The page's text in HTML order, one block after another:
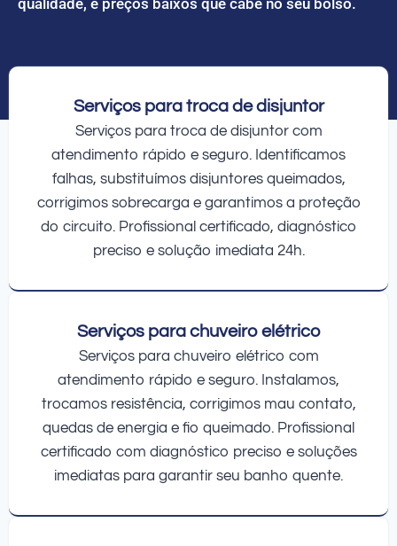
Serviços para troca de disjuntor
Serviços para troca de disjuntor com
atendimento rápido e seguro. Identificamos
falhas, substituímos disjuntores queimados,
corrigimos sobrecarga e garantimos a proteção
do circuito. Profissional certificado, diagnóstico
preciso e solução imediata 24h.
Serviços para chuveiro elétrico
Serviços para chuveiro elétrico com
atendimento rápido e seguro. Instalamos,
trocamos resistência, corrigimos mau contato,
quedas de energia e fio queimado. Profissional
certificado com diagnóstico preciso e soluções
imediatas para garantir seu banho quente.